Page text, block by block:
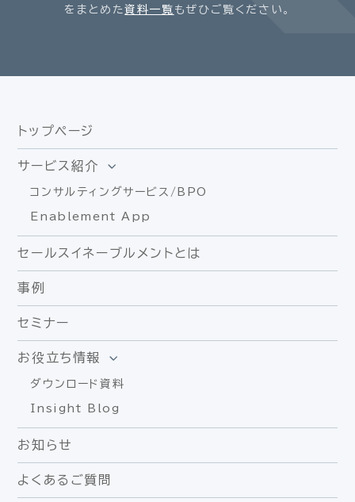
をまとめた資料一覧 もぜひご覧ください。
トップページ
サービス紹介
コンサルティングサービス/BPO
Enablement App
セールスイネーブルメントとは
事例
セミナー
お役立ち情報
ダウンロード資料
Insight Blog
お知らせ
よくあるご質問